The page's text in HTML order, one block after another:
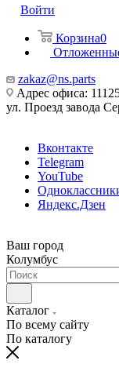
Войти
Корзина0
zakaz@ns.parts
Адрес офиса:
ул. Проезд завода
Вконтакте
Telegram
YouTube
Яндекс.Дзен
Ваш город
Колумбус
Каталог
По всему сайту
По каталогу